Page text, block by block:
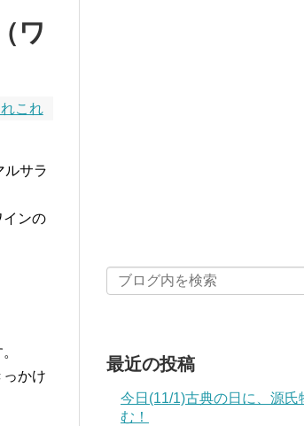
ワ
これ
ルサラ
インの
かけ
最近の投稿
今日(11/1)古典の日に、源氏
む！